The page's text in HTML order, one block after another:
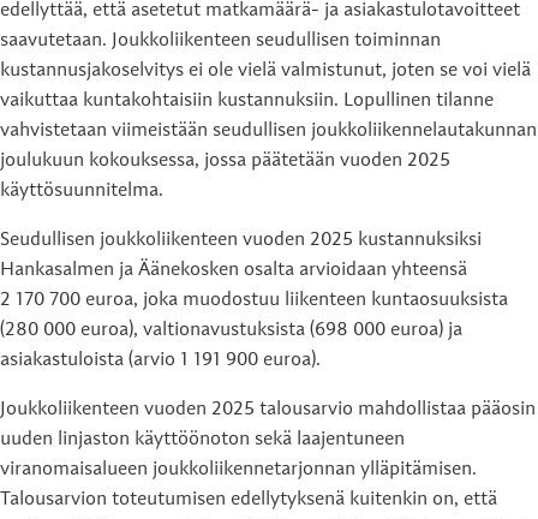
edellyttää, että asetetut matkamäärä- ja asiakastulotavoitteet
saavutetaan. Joukkoliikenteen seudullisen toiminnan
kustannusjakoselvitys ei ole vielä valmistunut, joten se voi vielä
vaikuttaa kuntakohtaisiin kustannuksiin. Lopullinen tilanne
vahvistetaan viimeistään seudullisen joukkoliikennelautakunnan
joulukuun kokouksessa, jossa päätetään vuoden 2025
käyttösuunnitelma.
Seudullisen joukkoliikenteen vuoden 2025 kustannuksiksi
Hankasalmen ja Äänekosken osalta arvioidaan yhteensä
2 170 700 euroa, joka muodostuu liikenteen kuntaosuuksista
(280 000 euroa), valtionavustuksista (698 000 euroa) ja
asiakastuloista (arvio 1 191 900 euroa).
Joukkoliikenteen vuoden 2025 talousarvio mahdollistaa pääosin
uuden linjaston käyttöönoton sekä laajentuneen
viranomaisalueen joukkoliikennetarjonnan ylläpitämisen.
Talousarvion toteutumisen edellytyksenä kuitenkin on, että